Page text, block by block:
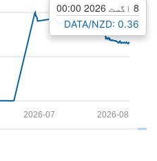
2026-08
2026-07
8 اگست 2026 00:00
DATA/NZD: 0.36